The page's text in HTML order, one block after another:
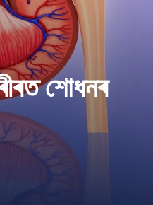
শোধনৰ